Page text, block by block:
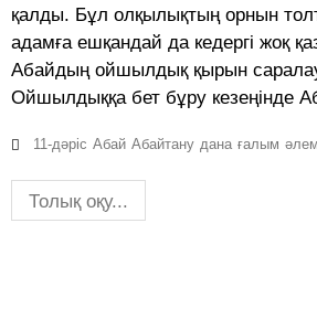
қалды. Бұл олқылықтың орнын
адамға ешқандай да кедергі жоқ
Абайдың ойшылдық қырын
Ойшылдыққа бет бұру кезеңінде
11-дәріс Абай Абайтану дана ғалым әлем
Толық оқу...